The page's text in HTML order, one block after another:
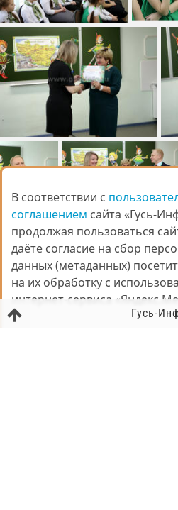
Гусь-
В соответствии с
соглашением сайта «Гусь-
продолжая пользоваться
даёте согласие на сбор
данных (метаданных)
на их обработку с
интернет-сервиса
В соответствии с
соглашением сайта «Гусь-
продолжая пользоваться
даёте согласие на сбор
данных (метаданных)
на их обработку с
интернет-сервиса